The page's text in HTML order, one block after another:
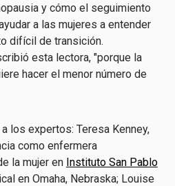
y cómo el seguimiento
a las mujeres a entender
difícil de transición.
esta lectora, "porque la
hacer el menor número de
los expertos: Teresa Kenney,
como enfermera
la mujer en Instituto San Pablo
en Omaha, Nebraska; Louise